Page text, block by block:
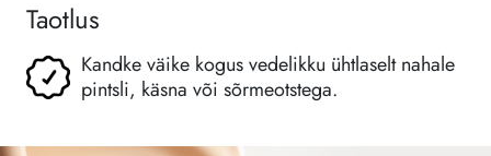
Taotlus
Kandke väike kogus vedelikku ühtlaselt nahale
pintsli, käsna või sõrmeotstega.